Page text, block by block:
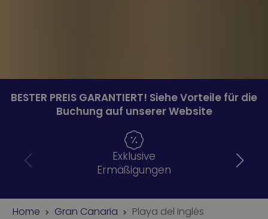
BESTER PREIS GARANTIERT! Siehe Vorteile für die
Buchung auf unserer Website
Exklusive
Ermäßigungen
Home Gran Canaria Playa del Inglés